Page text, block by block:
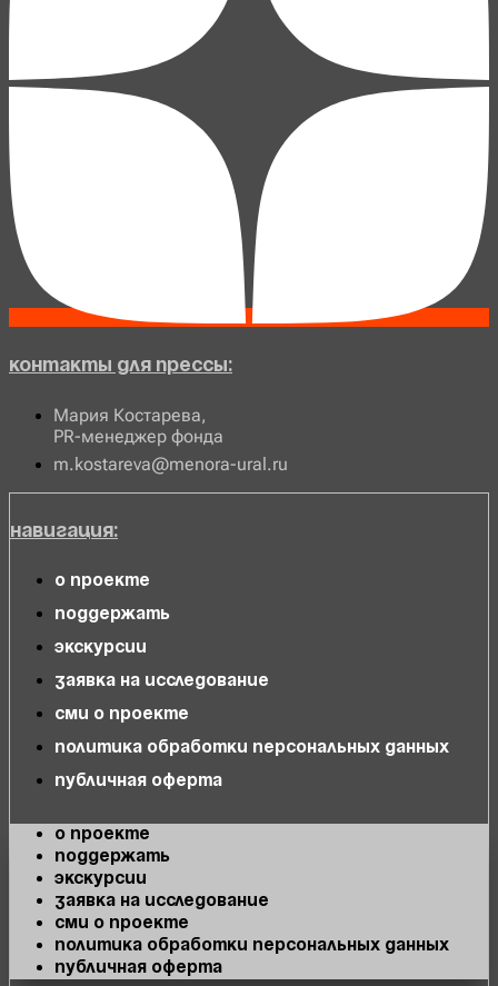
Контакты для прессы:
Мария Костарева,
PR-менеджер фонда
m.kostareva@menora-ural.ru
Навигация:
О проекте
Поддержать
Экскурсии
Заявка на исследование
СМИ о проекте
Политика обработки персональных данных
Публичная оферта
О проекте
Поддержать
Экскурсии
Заявка на исследование
СМИ о проекте
Политика обработки персональных данных
Публичная оферта